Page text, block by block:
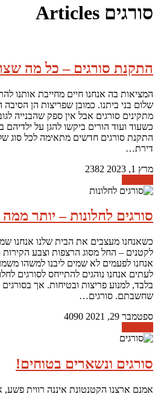
סורגים Articles
התקנת סורגים – כל מה
המציאות בה אנחנו חיים מחייבת אותנו
שלום בני ביתנו. כמובן שפריצות הן
מתקינים סורגים אבל אין ספק שהבנייה
כשעוד ועוד הורים ביקשו להגן על ילדיהם
התקנת סורגים חדשים מתאימה לכל סוג
דירת…
מרץ 1, 2023
סורגים לחלונות – יותר
כשאנחנו מעצבים את הבית שלנו אנחנו
לקטנים – החל מסוג הרצפות וצבע הקירות
אנחנו לפעמים לא שמים ליבנו למשהו
לעתים אנחנו נוהגים להתייחס לסורגים
בלבד, למנוע פריצות ובטיחות. אך
שחשבתם. סורגים…
ספטמבר 29, 2021
סורגים ונשארים בטוחים!
אמנם ארצנו הקטנטונת איננה רווית